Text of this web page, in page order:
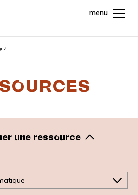
menu
4
une ressource